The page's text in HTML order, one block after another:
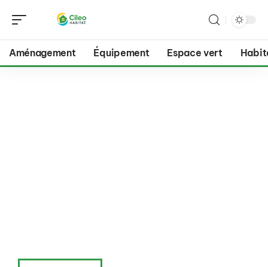
Aménagement Équipement Espace vert